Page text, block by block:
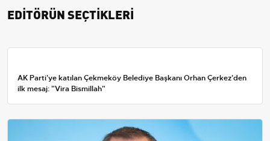
EDİTÖRÜN SEÇTİKLERİ
AK Parti'ye katılan Çekmeköy Belediye Başkanı Orhan Çerkez'den
ilk mesaj: "Vira Bismillah"